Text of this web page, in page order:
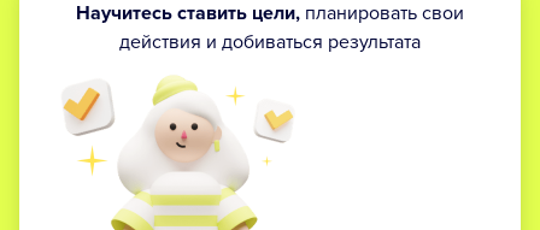
Научитесь ставить цели, планировать свои
действия и добиваться результата